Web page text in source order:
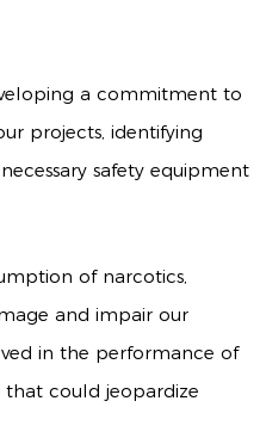
a commitment to
projects, identifying
safety equipment
of narcotics,
and impair our
in the performance of
could jeopardize